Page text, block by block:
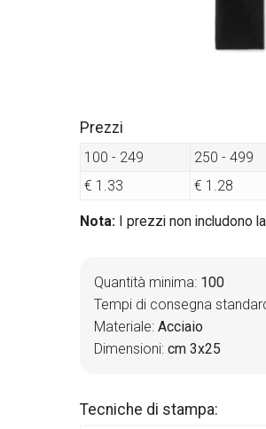
Prezzi
100 - 249 250 - 499
€ 1.33
€ 1.28
Nota: I prezzi non includono
Quantità minima: 100
Tempi di consegna
Materiale: Acciaio
Dimensioni: cm 3x25
Tecniche di stampa: